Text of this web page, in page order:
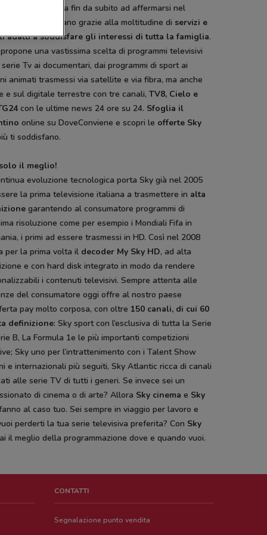
e Telepiù, inizia fin da subito ad affermarsi nel
televisivo italiano grazie alla moltitudine di servizi e
adatti a soddisfare gli interessi di tutta la famiglia.
una vastissima scelta di programmi televisivi
Tv ai documentari, dai programmi di sport ai
animati trasmessi via satellite e via fibra, ma anche
e sul digitale terrestre con tre canali,TV8, Cielo e
con le ultime news 24 ore su 24. Sfoglia il
online su DoveConviene e scopri le offerte Sky
ti soddisfano.
il meglio!
evoluzione tecnologica porta Sky già nel 2005
la prima televisione italiana a trasmettere in alta
garantendo al consumatore programmi di
risoluzione come per esempio i Mondiali Fifa in
i primi ad essere trasmessi in HD. Così nel 2008
per la prima volta il decoder My Sky HD, ad alta
e con hard disk integrato in modo da rendere
i contenuti televisivi. Sempre attenta alle
del consumatore oggi offre al nostro paese
pay molto corposa, con oltre 150 canali, di cui 60
definizione: Sky sport con l’esclusiva di tutta la Serie
B, La Formula 1e le più importanti competizioni
Sky uno per l’intrattenimento con i Talent Show
e internazionali più seguiti, Sky Atlantic ricca di canali
alle serie TV di tutti i generi. Se invece sei un
di cinema o di arte? Allora Sky cinema e Sky
al caso tuo. Sei sempre in viaggio per lavoro e
perderti la tua serie televisiva preferita? Con Sky
il meglio della programmazione dove e quando vuoi.
CONTATTI
Segnalazione punto vendita